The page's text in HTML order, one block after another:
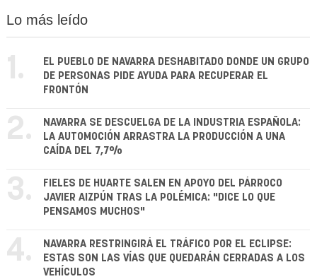
Lo más leído
1.
EL PUEBLO DE NAVARRA DESHABITADO DONDE UN GRUPO
DE PERSONAS PIDE AYUDA PARA RECUPERAR EL
FRONTÓN
2.
NAVARRA SE DESCUELGA DE LA INDUSTRIA ESPAÑOLA:
LA AUTOMOCIÓN ARRASTRA LA PRODUCCIÓN A UNA
CAÍDA DEL 7,7%
3.
FIELES DE HUARTE SALEN EN APOYO DEL PÁRROCO
JAVIER AIZPÚN TRAS LA POLÉMICA: "DICE LO QUE
PENSAMOS MUCHOS"
4.
NAVARRA RESTRINGIRÁ EL TRÁFICO POR EL ECLIPSE:
ESTAS SON LAS VÍAS QUE QUEDARÁN CERRADAS A LOS
VEHÍCULOS